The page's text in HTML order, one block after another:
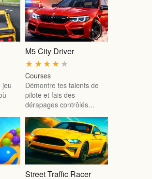
jeu
M5 City Driver
★
★
★
★
★
Courses
Démontre tes talents de
pilote et fais des
dérapages contrôlés…
Street Traffic Racer